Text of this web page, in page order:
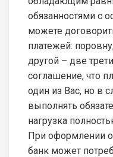
обязанностями с
можете
платежей:
другой – две
соглашение, что
один из Вас, но в
выполнять
нагрузка
При оформлении
банк может